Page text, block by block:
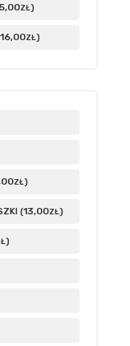
,00ZŁ)
16,00ZŁ)
ZŁ)
(13,00ZŁ)
)